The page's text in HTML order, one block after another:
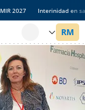
MIR 2027 Interinidad en